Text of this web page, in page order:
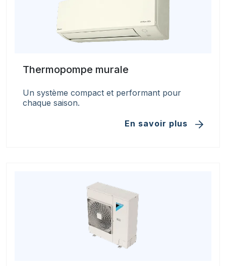
Thermopompe murale
Un système compact et performant pour
chaque saison.
En savoir plus